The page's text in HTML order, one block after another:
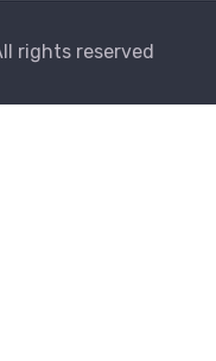
rights reserved